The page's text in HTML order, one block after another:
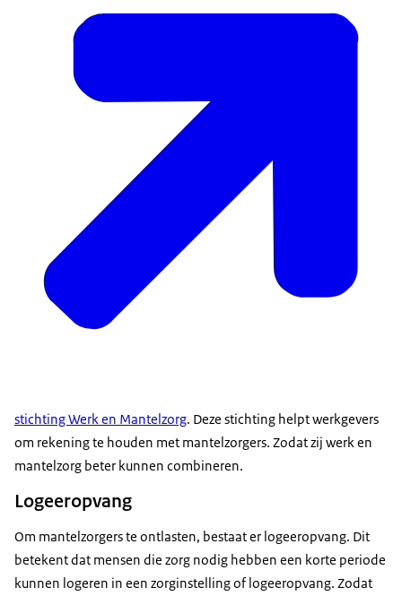
stichting Werk en Mantelzorg. Deze stichting helpt werkgevers
om rekening te houden met mantelzorgers. Zodat zij werk en
mantelzorg beter kunnen combineren.
Logeeropvang
Om mantelzorgers te ontlasten, bestaat er logeeropvang. Dit
betekent dat mensen die zorg nodig hebben een korte periode
kunnen logeren in een zorginstelling of logeeropvang. Zodat